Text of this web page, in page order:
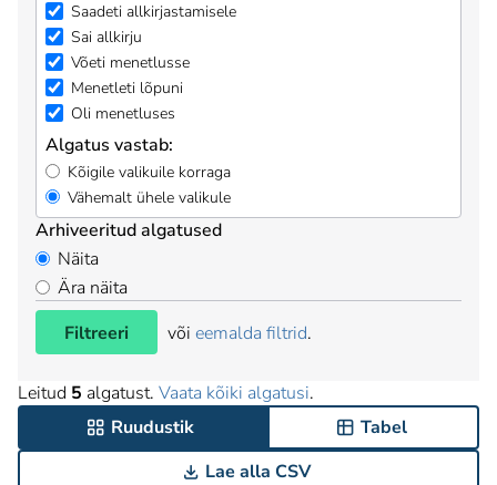
Saadeti allkirjastamisele
Sai allkirju
Võeti menetlusse
Menetleti lõpuni
Oli menetluses
Algatus vastab:
Kõigile valikuile korraga
Vähemalt ühele valikule
Arhiveeritud algatused
Näita
Ära näita
Filtreeri
või eemalda filtrid.
Leitud 5 algatust. Vaata kõiki algatusi.
Ruudustik
Tabel
Lae alla CSV